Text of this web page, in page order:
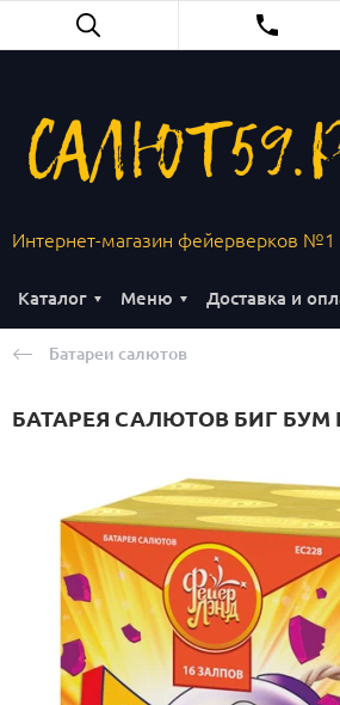
Интернет-магазин фейерверков
Каталог Меню Доставка и
Батареи салютов
БАТАРЕЯ САЛЮТОВ БИГ БУМ